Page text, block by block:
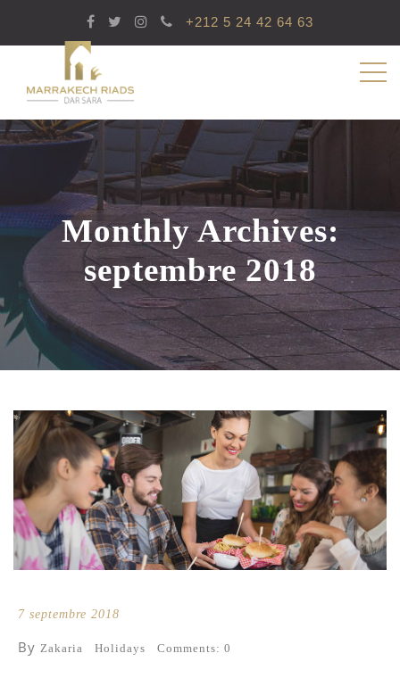
+212 5 24 42 64 63
Monthly Archives:
septembre 2018
7 septembre 2018
By Zakaria Holidays Comments: 0